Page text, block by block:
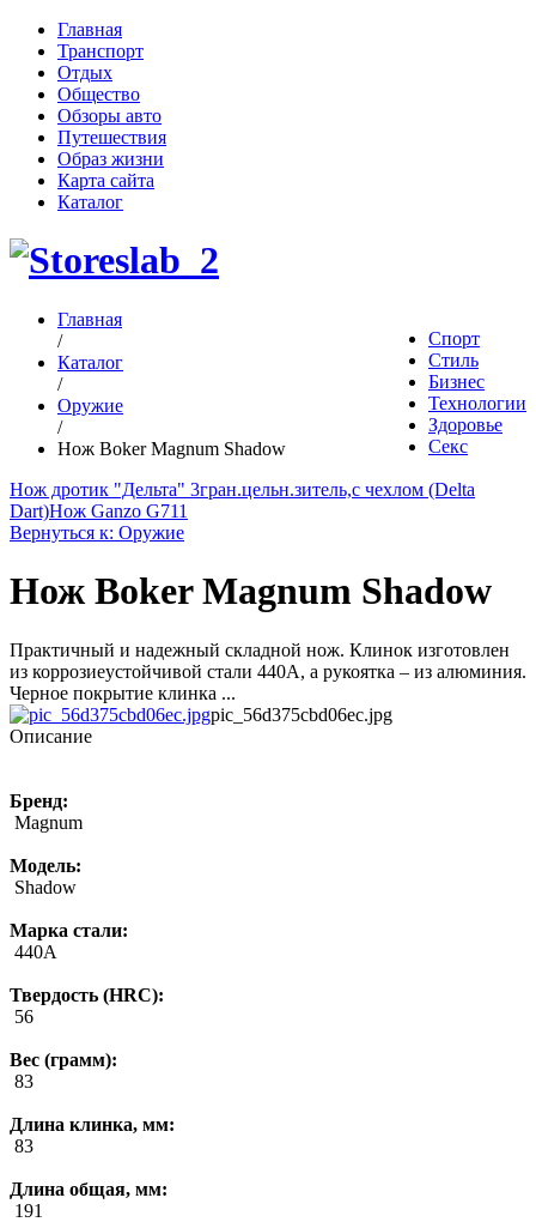
Главная
Транспорт
Отдых
Общество
Обзоры авто
Путешествия
Образ жизни
Карта сайта
Каталог
Спорт
Стиль
Бизнес
Технологии
Здоровье
Секс
Главная
/
Каталог
/
Оружие
/
Нож Boker Magnum Shadow
Нож дротик "Дельта" 3гран.цельн.зитель,с чехлом (Delta
Dart)Нож Ganzo G711
Вернуться к: Оружие
Нож Boker Magnum Shadow
Практичный и надежный складной нож. Клинок изготовлен
из коррозиеустойчивой стали 440А, а рукоятка – из алюминия.
Черное покрытие клинка ...
pic_56d375cbd06ec.jpg
Описание
Бренд:
Magnum
Модель:
Shadow
Марка стали:
440A
Твердость (HRC):
56
Вес (грамм):
83
Длина клинка, мм:
83
Длина общая, мм:
191